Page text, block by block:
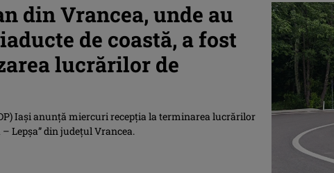
din Vrancea, unde au
de coastă, a fost
lucrărilor de
Iași anunță miercuri recepția la terminarea lucrărilor
Lepșa” din județul Vrancea.